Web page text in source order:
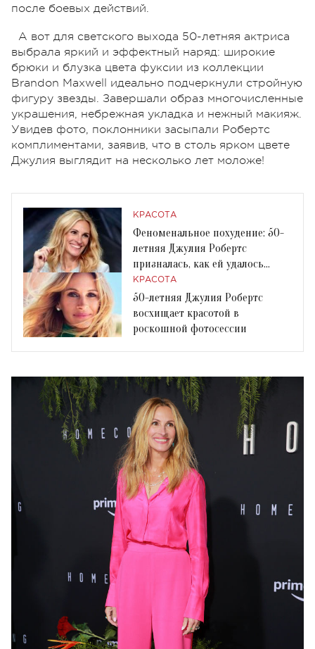
после боевых действий.
А вот для светского выхода 50-летняя актриса
выбрала яркий и эффектный наряд: широкие
брюки и блузка цвета фуксии из коллекции
Brandon Maxwell идеально подчеркнули стройную
фигуру звезды. Завершали образ многочисленные
украшения, небрежная укладка и нежный макияж.
Увидев фото, поклонники засыпали Робертc
комплиментами, заявив, что в столь ярком цвете
Джулия выглядит на несколько лет моложе!
КРАСОТА
Феноменальное похудение: 50-
летняя Джулия Робертс
призналась, как ей удалось
сбросить лишний вес
КРАСОТА
50-летняя Джулия Робертс
восхищает красотой в
роскошной фотосессии